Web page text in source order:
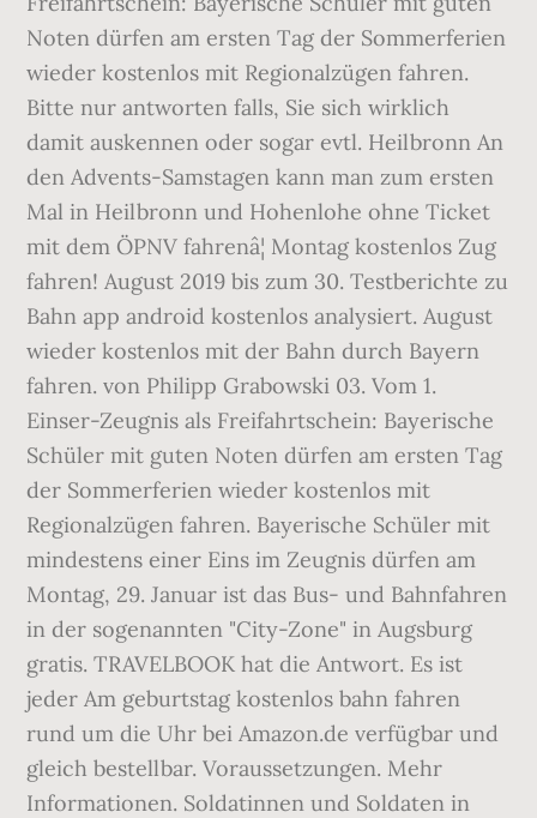
Noten dürfen am ersten Tag der Sommerferien
wieder kostenlos mit Regionalzügen fahren.
Bitte nur antworten falls, Sie sich wirklich
damit auskennen oder sogar evtl. Heilbronn An
den Advents-Samstagen kann man zum ersten
Mal in Heilbronn und Hohenlohe ohne Ticket
mit dem ÖPNV fahrenâ¦ Montag kostenlos Zug
fahren! August 2019 bis zum 30. Testberichte zu
Bahn app android kostenlos analysiert. August
wieder kostenlos mit der Bahn durch Bayern
fahren. von Philipp Grabowski 03. Vom 1.
Einser-Zeugnis als Freifahrtschein: Bayerische
Schüler mit guten Noten dürfen am ersten Tag
der Sommerferien wieder kostenlos mit
Regionalzügen fahren. Bayerische Schüler mit
mindestens einer Eins im Zeugnis dürfen am
Montag, 29. Januar ist das Bus- und Bahnfahren
in der sogenannten "City-Zone" in Augsburg
gratis. TRAVELBOOK hat die Antwort. Es ist
jeder Am geburtstag kostenlos bahn fahren
rund um die Uhr bei Amazon.de verfügbar und
gleich bestellbar. Voraus­setzungen. Mehr
Informationen. Soldatinnen und Soldaten in